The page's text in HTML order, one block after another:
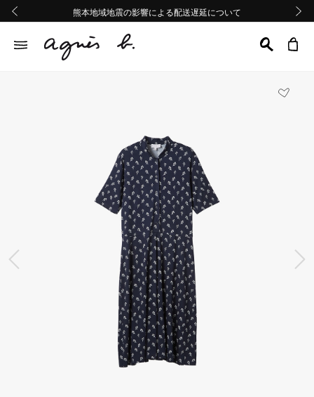
熊本地域地震の影響による配送遅延について
Summer Sale 2buy10%OFF!!
熊本地域地震の影響による配送遅延について
Summer Sale 2buy10%OFF!!
前の画像